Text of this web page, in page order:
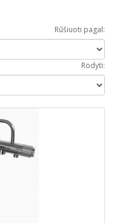
Rūšiuoti pagal:
Rodyti: